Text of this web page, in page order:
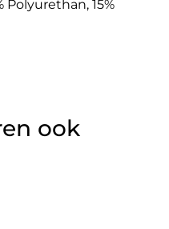
Polyurethan, 15%
ook